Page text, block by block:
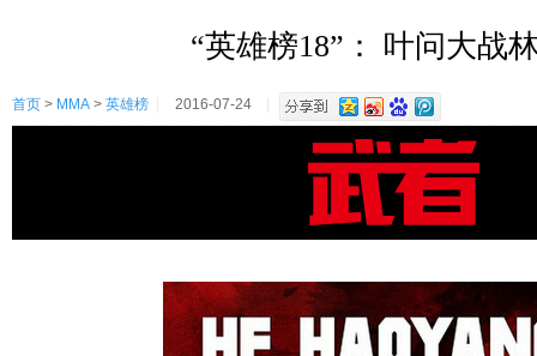
“英雄榜18”： 叶问大战
首页 > MMA > 英雄榜 2016-07-24